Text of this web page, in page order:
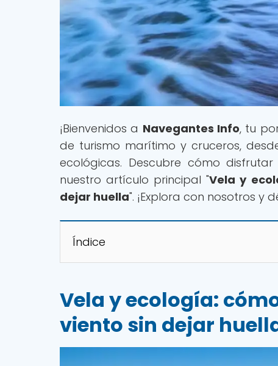
¡Bienvenidos a Navegantes Info, tu
de turismo marítimo y cruceros,
ecológicas. Descubre cómo
nuestro artículo principal "Vela y
dejar huella". ¡Explora con nosotros y
Índice
Vela y ecología:
viento sin dejar